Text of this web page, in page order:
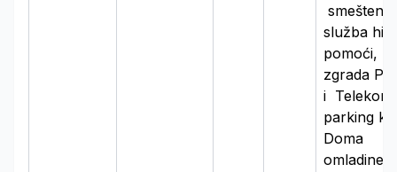
smeštena
služba
pomoći,
zgrada
i
parking
Doma
omladine